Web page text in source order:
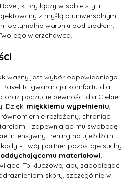
który łączy w sobie styl i
z myślą o uniwersalnym
optymalne warunki pod siodłem,
wierzchowca.
ważny jest wybór odpowiedniego
Ravel to gwarancja komfortu dla
oraz poczucie pewności dla Ciebie
Dzięki miękkiemu wypełnieniu,
rozłożony, chroniąc
i zapewniając mu swobodę
intensywny trening na ujeżdżalni
– Twój partner pozostaje suchy
oddychającemu materiałowi,
To kluczowe, aby zapobiegać
skóry, szczególnie w